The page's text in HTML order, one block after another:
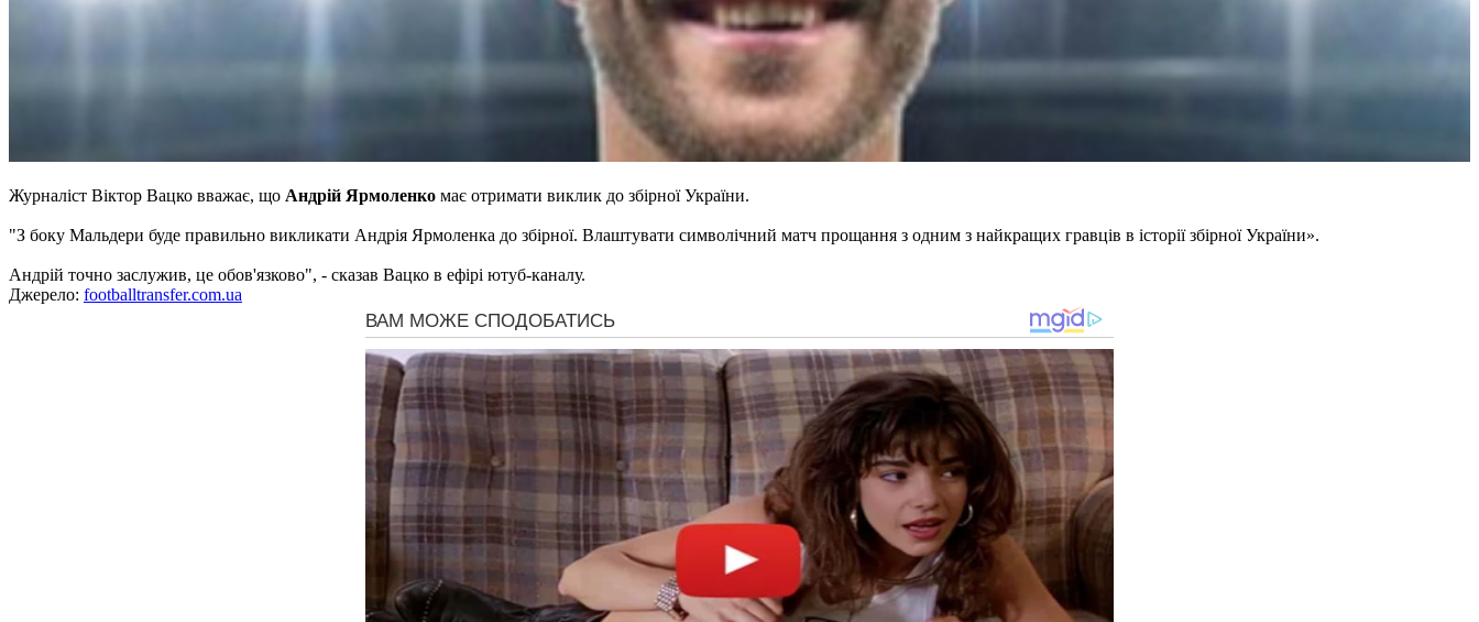
Журналіст Віктор Вацко вважає, що Андрій Ярмоленко має отримати виклик до збірної України.
"З боку Мальдери буде правильно викликати Андрія Ярмоленка до збірної. Влаштувати символічний матч прощання з одним з найкращих гравців в історії збірної України».
Андрій точно заслужив, це обов'язково", - сказав Вацко в ефірі ютуб-каналу.
Джерело: footballtransfer.com.ua